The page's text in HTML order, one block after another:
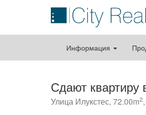
Информация
Сдают
Улица Илукстес, 72.00m2